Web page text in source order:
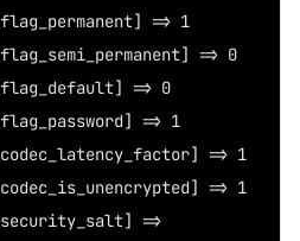
=> 1
=> 0
=> 0
=> 1
=> 1
=> 1
=>